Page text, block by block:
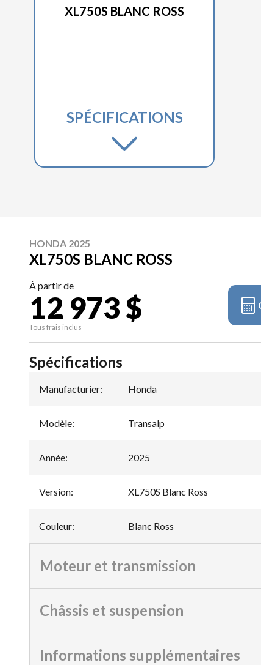
XL750S BLANC ROSS
SPÉCIFICATIONS
HONDA 2025
XL750S BLANC ROSS
À partir de
12 973 $
Tous frais inclus
Spécifications
Manufacturier: Honda
Modèle: Transalp
Année: 2025
Version: XL750S Blanc Ross
Couleur: Blanc Ross
Moteur et transmission
Châssis et suspension
Informations supplémentaires